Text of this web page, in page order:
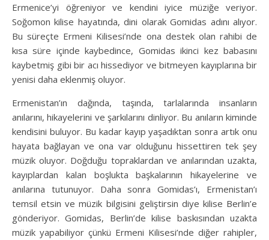
Ermenice’yi öğreniyor ve kendini iyice müziğe veriyor.
Soğomon kilise hayatında, dini olarak Gomidas adını alıyor.
Bu süreçte Ermeni Kilisesi’nde ona destek olan rahibi de
kısa süre içinde kaybedince, Gomidas ikinci kez babasını
kaybetmiş gibi bir acı hissediyor ve bitmeyen kayıplarına bir
yenisi daha eklenmiş oluyor.
Ermenistan’ın dağında, taşında, tarlalarında insanların
anılarını, hikayelerini ve şarkılarını dinliyor. Bu anıların kiminde
kendisini buluyor. Bu kadar kayıp yaşadıktan sonra artık onu
hayata bağlayan ve ona var olduğunu hissettiren tek şey
müzik oluyor. Doğduğu topraklardan ve anılarından uzakta,
kayıplardan kalan boşlukta başkalarının hikayelerine ve
anılarına tutunuyor. Daha sonra Gomidas’ı, Ermenistan’ı
temsil etsin ve müzik bilgisini geliştirsin diye kilise Berlin’e
gönderiyor. Gomidas, Berlin’de kilise baskısından uzakta
müzik yapabiliyor çünkü Ermeni Kilisesi’nde diğer rahipler,